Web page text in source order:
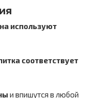
используют
соответствует
и впишутся в любой